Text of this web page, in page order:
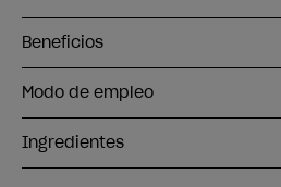
Beneficios
Modo de empleo
Ingredientes